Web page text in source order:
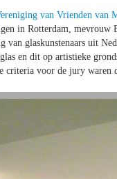
van Vrienden van
in Rotterdam,
van glaskunstenaars uit
en dit op artistieke
criteria voor de jury waren